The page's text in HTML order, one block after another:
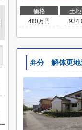
価格 土
480万円
弁分 解体更地